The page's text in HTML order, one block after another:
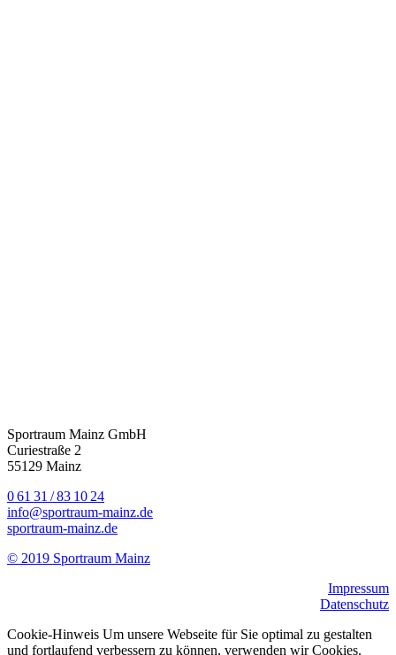
Sportraum Mainz GmbH
Curiestraße 2
55129 Mainz
0 61 31 / 83 10 24
info@sportraum-mainz.de
sportraum-mainz.de
© 2019 Sportraum Mainz
Impressum
Datenschutz
Cookie-Hinweis Um unsere Webseite für Sie optimal zu gestalten
und fortlaufend verbessern zu können, verwenden wir Cookies.